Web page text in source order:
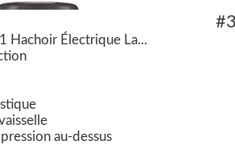
Hachoir Électrique La...
au-dessus